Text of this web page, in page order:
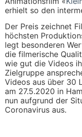
erhielt so den
Der Preis zeichnet
höchsten
legt besonderen
die filmerische
wie gut die Videos
Zielgruppe
Videos aus über 30
am 27.5.2020 in
nun aufgrund der
Coronavirus aus.